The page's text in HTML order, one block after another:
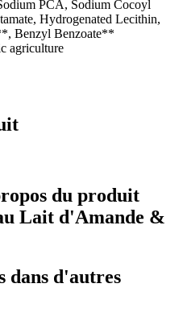
PCA, Sodium Cocoyl
Hydrogenated Lecithin,
Benzyl Benzoate**
agriculture
du produit
Lait d'Amande &
dans d'autres